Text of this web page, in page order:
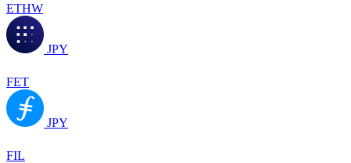
ETHW
JPY
FET
JPY
FIL